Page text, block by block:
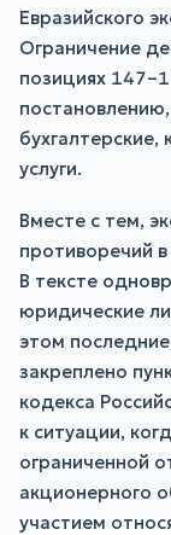
Евразийского
Ограничение
позициях
услуги.
Вместе с тем,
противоречий
В тексте
юридические
этом
закреплено
кодекса
к ситуации,
ограниченной
акционерного
участием